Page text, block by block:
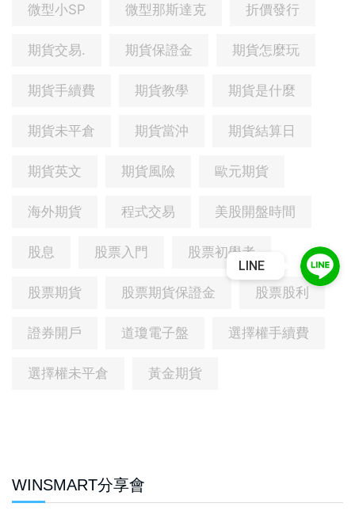
微型小SP 微型那斯達克 折價發行
期貨交易. 期貨保證金 期貨怎麼玩
期貨手續費 期貨教學 期貨是什麼
期貨未平倉 期貨當沖 期貨結算日
期貨英文 期貨風險 歐元期貨
海外期貨 程式交易 美股開盤時間
股息 股票入門 股票初學者
股票期貨 股票期貨保證金 股票股利
證券開戶 道瓊電子盤 選擇權手續費
選擇權未平倉 黃金期貨
WINSMART分享會
LINE